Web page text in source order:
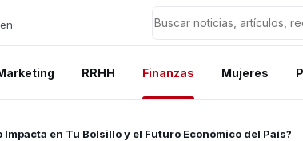
RRHH Finanzas Mujeres
en Tu Bolsillo y el Futuro Económico del País?